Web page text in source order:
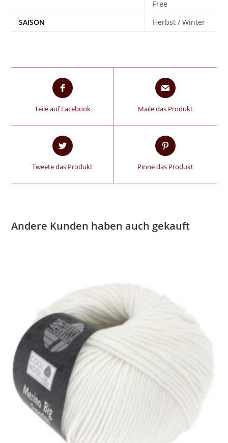
Free
SAISON
Herbst / Winter
Teile auf Facebook Maile das Produkt
Tweete das Produkt Pinne das Produkt
Andere Kunden haben auch gekauft